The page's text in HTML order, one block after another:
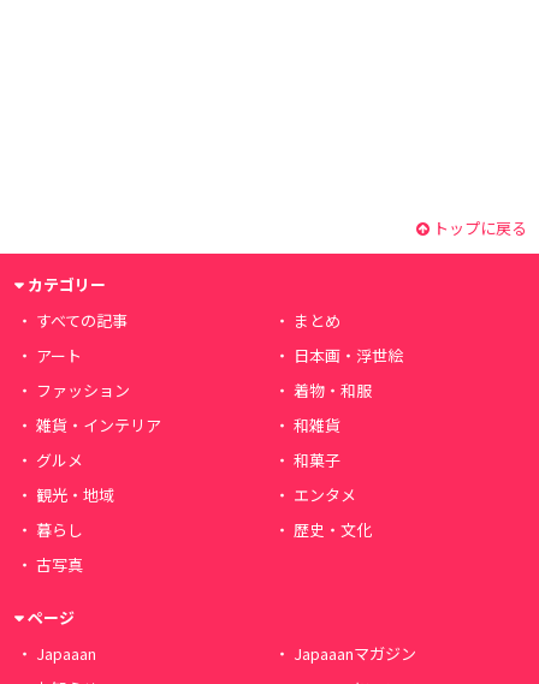
トップに戻る
カテゴリー
すべての記事
まとめ
アート
日本画・浮世絵
ファッション
着物・和服
雑貨・インテリア
和雑貨
グルメ
和菓子
観光・地域
エンタメ
暮らし
歴史・文化
古写真
ページ
Japaaan
Japaaanマガジン